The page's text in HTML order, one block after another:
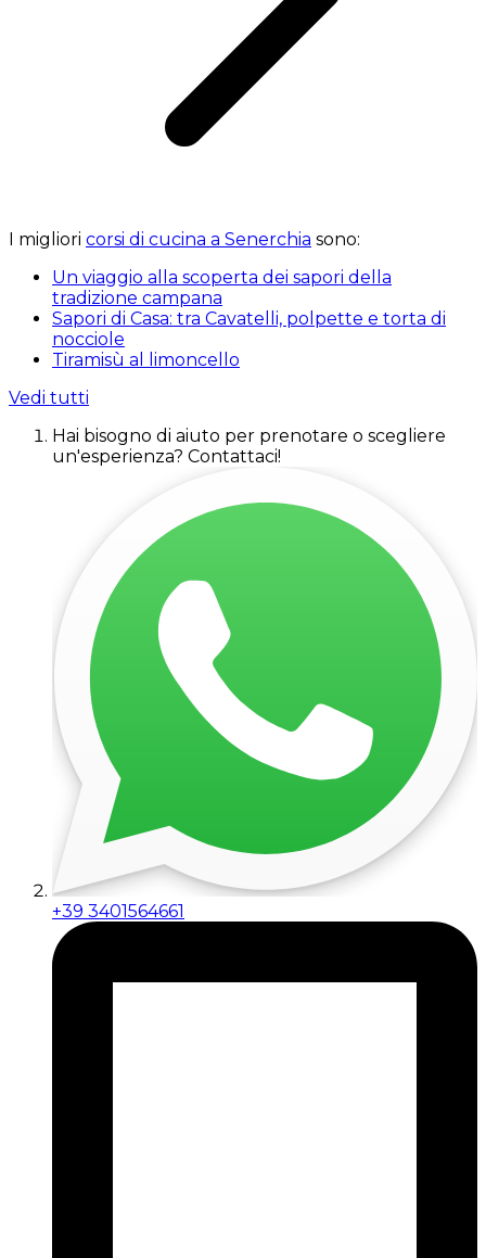
I migliori corsi di cucina a Senerchia sono:
Un viaggio alla scoperta dei sapori della
tradizione campana
Sapori di Casa: tra Cavatelli, polpette e torta di
nocciole
Tiramisù al limoncello
Vedi tutti
Hai bisogno di aiuto per prenotare o scegliere
un'esperienza? Contattaci!
+39 3401564661